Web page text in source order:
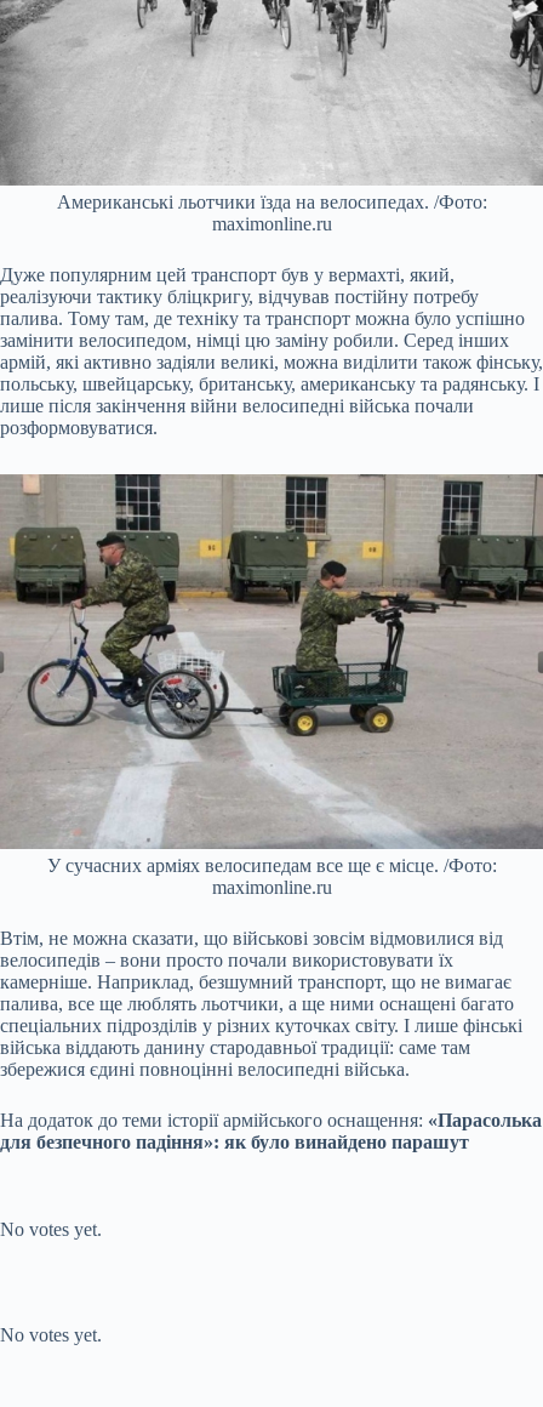
Американські льотчики їзда на велосипедах. /Фото:
maximonline.ru
Дуже популярним цей транспорт був у вермахті, який,
реалізуючи тактику бліцкригу, відчував постійну потребу
палива. Тому там, де техніку та транспорт можна було успішно
замінити велосипедом, німці цю заміну робили. Серед інших
армій, які активно задіяли великі, можна виділити також фінську,
польську, швейцарську, британську, американську та радянську. І
лише після закінчення війни велосипедні війська почали
розформовуватися.
У сучасних арміях велосипедам все ще є місце. /Фото:
maximonline.ru
Втім, не можна сказати, що військові зовсім відмовилися від
велосипедів – вони просто почали використовувати їх
камерніше. Наприклад, безшумний транспорт, що не вимагає
палива, все ще люблять льотчики, а ще ними оснащені багато
спеціальних підрозділів у різних куточках світу. І лише фінські
війська віддають данину стародавньої традиції: саме там
збережися єдині повноцінні велосипедні війська.
На додаток до теми історії армійського оснащення: «Парасолька
для безпечного падіння»: як було винайдено парашут
No votes yet.
No votes yet.